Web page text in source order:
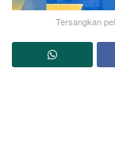
Tersangkan